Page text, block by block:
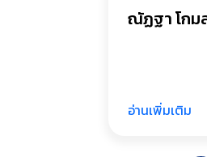
ณัฏฐา โกม
อ่านเพิ่มเติม